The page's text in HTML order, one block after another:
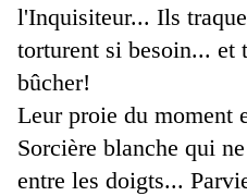
l'Inquisiteur... Ils
torturent si besoin... et
bûcher!
Leur proie du moment
Sorcière blanche qui
entre les doigts...